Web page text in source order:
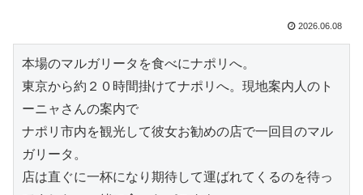
2026.06.08
本場のマルガリータを食べにナポリへ。
東京から約２０時間掛けてナポリへ。現地案内人のト
ーニャさんの案内で
ナポリ市内を観光して彼女お勧めの店で一回目のマル
ガリータ。
店は直ぐに一杯になり期待して運ばれてくるのを待っ